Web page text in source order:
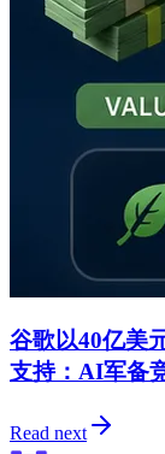
谷歌以40亿美
支持：AI军备
Read next